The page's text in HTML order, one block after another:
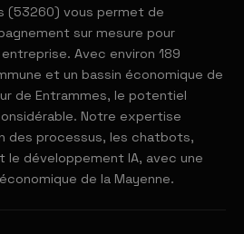
(53260) vous permet de
sur mesure pour
Avec environ 189
et un bassin économique de
de Entrammes, le potentiel
Notre expertise
des processus, les chatbots,
le développement IA, avec une
de la Mayenne.